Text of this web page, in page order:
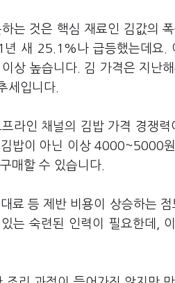
는 것은 핵심 재료인 김값의
새 25.1%나 급등했는데요.
상 높습니다. 김 가격은 지난
세입니다.
라인 채널의 김밥 가격 경쟁
밥이 아닌 이상 4000~5000
매할 수 있습니다.
료 등 제반 비용이 상승하는
는 숙련된 인력이 필요한데,